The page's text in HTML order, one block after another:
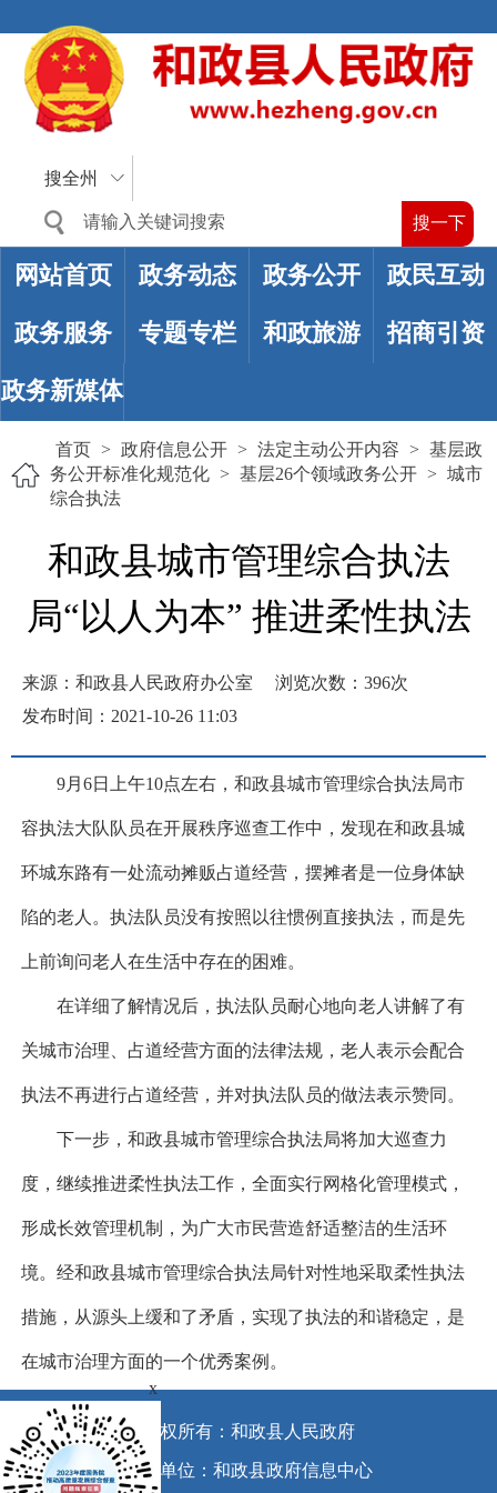
搜全州
网站首页 政务动态 政务公开 政民互动
政务服务 专题专栏 和政旅游 招商引资
政务新媒体
首页 > 政府信息公开 > 法定主动公开内容 > 基层政
务公开标准化规范化 > 基层26个领域政务公开 > 城市
综合执法
和政县城市管理综合执法
局“以人为本” 推进柔性执法
来源：和政县人民政府办公室 浏览次数： 396次
发布时间：2021-10-26 11:03
9月6日上午10点左右，和政县城市管理综合执法局市
容执法大队队员在开展秩序巡查工作中，发现在和政县城
环城东路有一处流动摊贩占道经营，摆摊者是一位身体缺
陷的老人。执法队员没有按照以往惯例直接执法，而是先
上前询问老人在生活中存在的困难。
在详细了解情况后，执法队员耐心地向老人讲解了有
关城市治理、占道经营方面的法律法规，老人表示会配合
执法不再进行占道经营，并对执法队员的做法表示赞同。
下一步， 和政县城市管理综合执法局将加大巡查力
度， 继续推进柔性执法工作， 全面实行网格化管理模式，
形成长效管理机制，为广大市民营造舒适整洁的生活环
境。 经和政县城市管理综合执法局针对性地采取柔性执法
措施，从源头上缓和了矛盾，实现了执法的和谐稳定，是
在城市治理方面的一个优秀案例。
版权所有：和政县人民政府
承办单位：和政县政府信息中心
x